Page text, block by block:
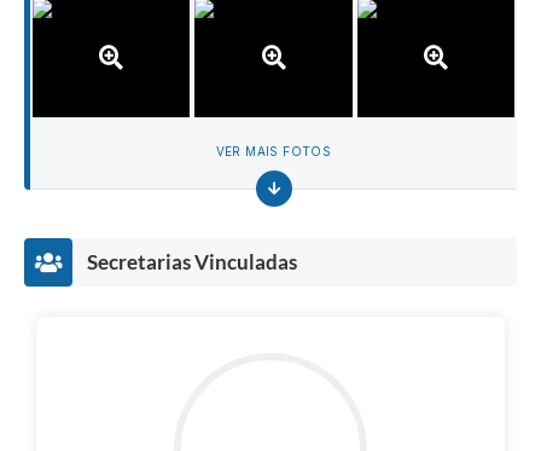
VER MAIS FOTOS
Secretarias Vinculadas